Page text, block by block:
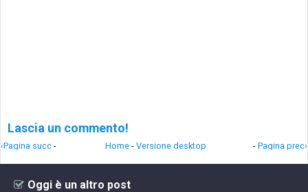
Lascia un commento!
‹Pagina succ - - Pagina prec›
Home - Versione desktop
Oggi è un altro post